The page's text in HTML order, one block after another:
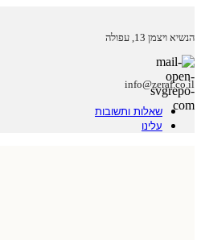
הנשיא ויצמן 13, עפולה
info@zeraf.co.il
שאלות ותשובות
עלינו